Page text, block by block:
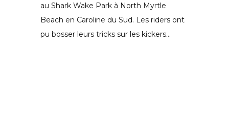
au Shark Wake Park à North Myrtle
Beach en Caroline du Sud. Les riders ont
pu bosser leurs tricks sur les kickers...